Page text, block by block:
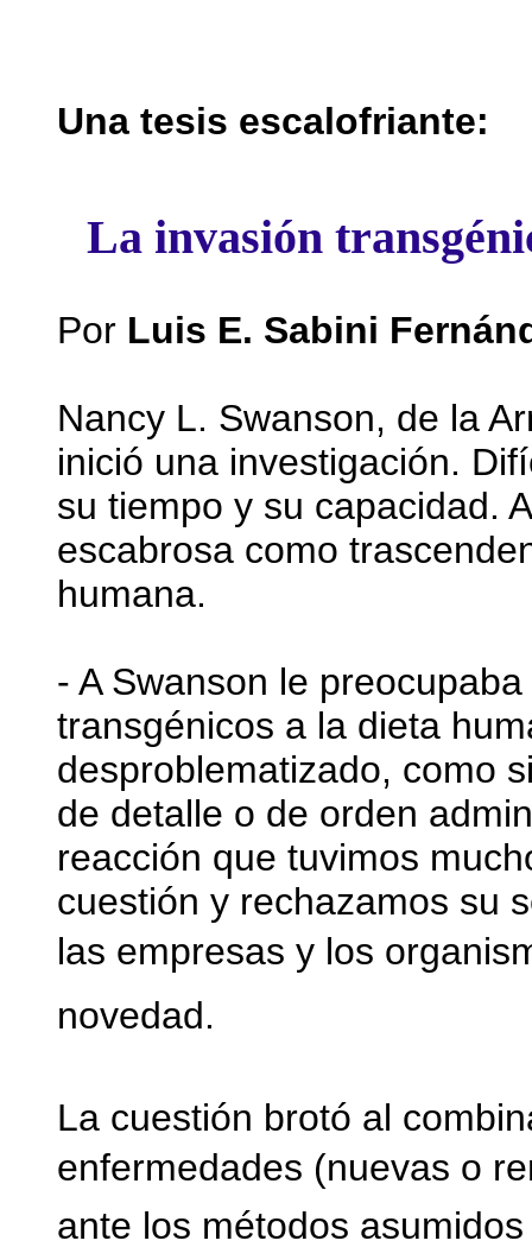
Una tesis escalofriante:
La invasión
Por Luis E. Sabini
Nancy L. Swanson, de la
inició una investigación.
su tiempo y su capacidad.
escabrosa como
humana.
- A Swanson le
transgénicos a la dieta
desproblematizado, como
de detalle o de orden
reacción que tuvimos
cuestión y rechazamos su
las empresas y los
novedad.
La cuestión brotó al
enfermedades (nuevas o
ante los métodos